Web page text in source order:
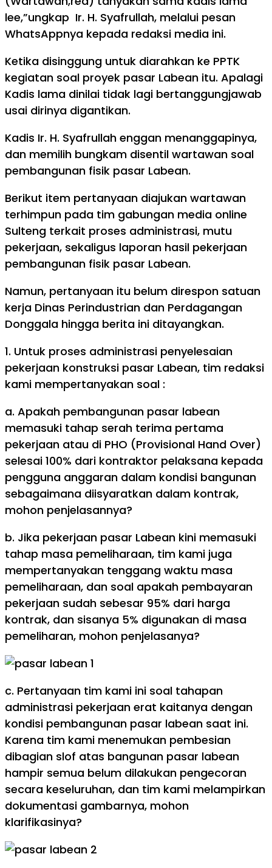
lee,”ungkap Ir. H. Syafrullah, melalui pesan
WhatsAppnya kepada redaksi media ini.
Ketika disinggung untuk diarahkan ke PPTK
kegiatan soal proyek pasar Labean itu. Apalagi
Kadis lama dinilai tidak lagi bertanggungjawab
usai dirinya digantikan.
Kadis Ir. H. Syafrullah enggan menanggapinya,
dan memilih bungkam disentil wartawan soal
pembangunan fisik pasar Labean.
Berikut item pertanyaan diajukan wartawan
terhimpun pada tim gabungan media online
Sulteng terkait proses administrasi, mutu
pekerjaan, sekaligus laporan hasil pekerjaan
pembangunan fisik pasar Labean.
Namun, pertanyaan itu belum direspon satuan
kerja Dinas Perindustrian dan Perdagangan
Donggala hingga berita ini ditayangkan.
1. Untuk proses administrasi penyelesaian
pekerjaan konstruksi pasar Labean, tim redaksi
kami mempertanyakan soal :
a. Apakah pembangunan pasar labean
memasuki tahap serah terima pertama
pekerjaan atau di PHO (Provisional Hand Over)
selesai 100% dari kontraktor pelaksana kepada
pengguna anggaran dalam kondisi bangunan
sebagaimana diisyaratkan dalam kontrak,
mohon penjelasannya?
b. Jika pekerjaan pasar Labean kini memasuki
tahap masa pemeliharaan, tim kami juga
mempertanyakan tenggang waktu masa
pemeliharaan, dan soal apakah pembayaran
pekerjaan sudah sebesar 95% dari harga
kontrak, dan sisanya 5% digunakan di masa
pemeliharan, mohon penjelasanya?
c. Pertanyaan tim kami ini soal tahapan
administrasi pekerjaan erat kaitanya dengan
kondisi pembangunan pasar labean saat ini.
Karena tim kami menemukan pembesian
dibagian slof atas bangunan pasar labean
hampir semua belum dilakukan pengecoran
secara keseluruhan, dan tim kami melampirkan
dokumentasi gambarnya, mohon
klarifikasinya?